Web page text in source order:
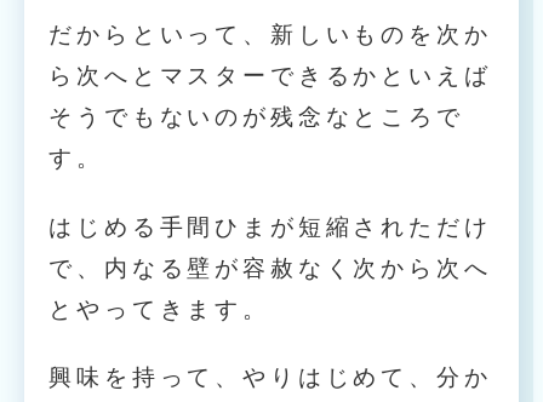
だからといって、新しいものを次か
ら次へとマスターできるかといえば
そうでもないのが残念なところで
す。
はじめる手間ひまが短縮されただけ
で、内なる壁が容赦なく次から次へ
とやってきます。
興味を持って、やりはじめて、分か